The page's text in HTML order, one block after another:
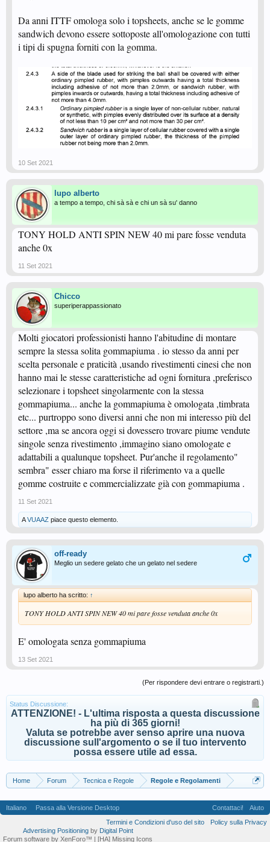
Da anni ITTF omologa solo i topsheets, anche se le gomme
sandwich devono essere sottoposte all'omologazione con tutti
i tipi di spugna forniti con la gomma.
10 Set 2021
lupo alberto
a tempo a tempo, chi sà sà e chi un sà su' danno
TONY HOLD ANTI SPIN NEW 40 mi pare fosse venduta
anche 0x
11 Set 2021
Chicco
superiperappassionato
Molti giocatori professionisti hanno l'abitudine di montare
sempre la stessa solita gommapiuma . io stesso da anni per
scelta personale e praticità ,usando rivestimenti cinesi che non
hanno mai le stesse caratteristiche ad ogni fornitura ,preferisco
selezionare i topsheet singolarmente con la stessa
gommapiuma... anche la gommapiuma è omologata ,timbrata
etc... purtroppo sono diversi anni che non mi interesso più del
settore ,ma se ancora oggi si dovessero trovare piume vendute
singole senza rivestimento ,immagino siano omologate e
adattabili a qualunque topsheet. Pur'anche il regolamento"
sembra" esser chiaro ma forse il riferimento va a quelle
gomme costruite e commercializzate già con gommapiuma .
11 Set 2021
AVUAAZ piace questo elemento.
off-ready
Meglio un sedere gelato che un gelato nel sedere
lupo alberto ha scritto: ↑
TONY HOLD ANTI SPIN NEW 40 mi pare fosse venduta anche 0x
E' omologata senza gommapiuma
13 Set 2021
(Per rispondere devi entrare o registrarti.)
Status Discussione:
ATTENZIONE! - L'ultima risposta a questa discussione
ha più di 365 giorni!
Valuta se potrebbe aver senso aprire una nuova
discussione sull'argomento o se il tuo intervento
possa essere utile ad essa.
Home Forum Tecnica e Regole Regole e Regolamenti
Italiano Passa alla Versione Desktop Contattaci!
Aiuto
Termini e Condizioni d'uso del sito
Policy sulla Privacy
Advertising Positioningby Digital Point
Forum software by XenForo™ | [HA] Missing Icons